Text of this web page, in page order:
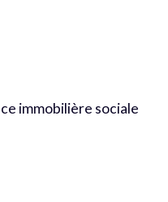
immobilière sociale